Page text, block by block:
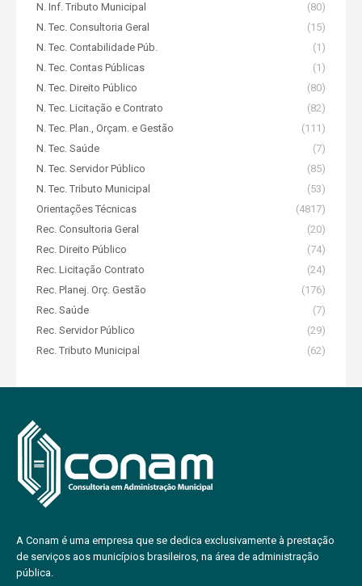
N. Inf. Tributo Municipal
(80)
N. Tec. Consultoria Geral
(15)
N. Tec. Contabilidade Púb.
(1)
N. Tec. Contas Públicas
(1)
N. Tec. Direito Público
(80)
N. Tec. Licitação e Contrato
(82)
N. Tec. Plan., Orçam. e Gestão
(111)
N. Tec. Saúde
(7)
N. Tec. Servidor Público
(85)
N. Tec. Tributo Municipal
(53)
Orientações Técnicas
(4817)
Rec. Consultoria Geral
(20)
Rec. Direito Público
(74)
Rec. Licitação Contrato
(24)
Rec. Planej. Orç. Gestão
(176)
Rec. Saúde
(7)
Rec. Servidor Público
(29)
Rec. Tributo Municipal
(62)
A Conam é uma empresa que se dedica exclusivamente à prestação
de serviços aos municípios brasileiros, na área de administração
pública.